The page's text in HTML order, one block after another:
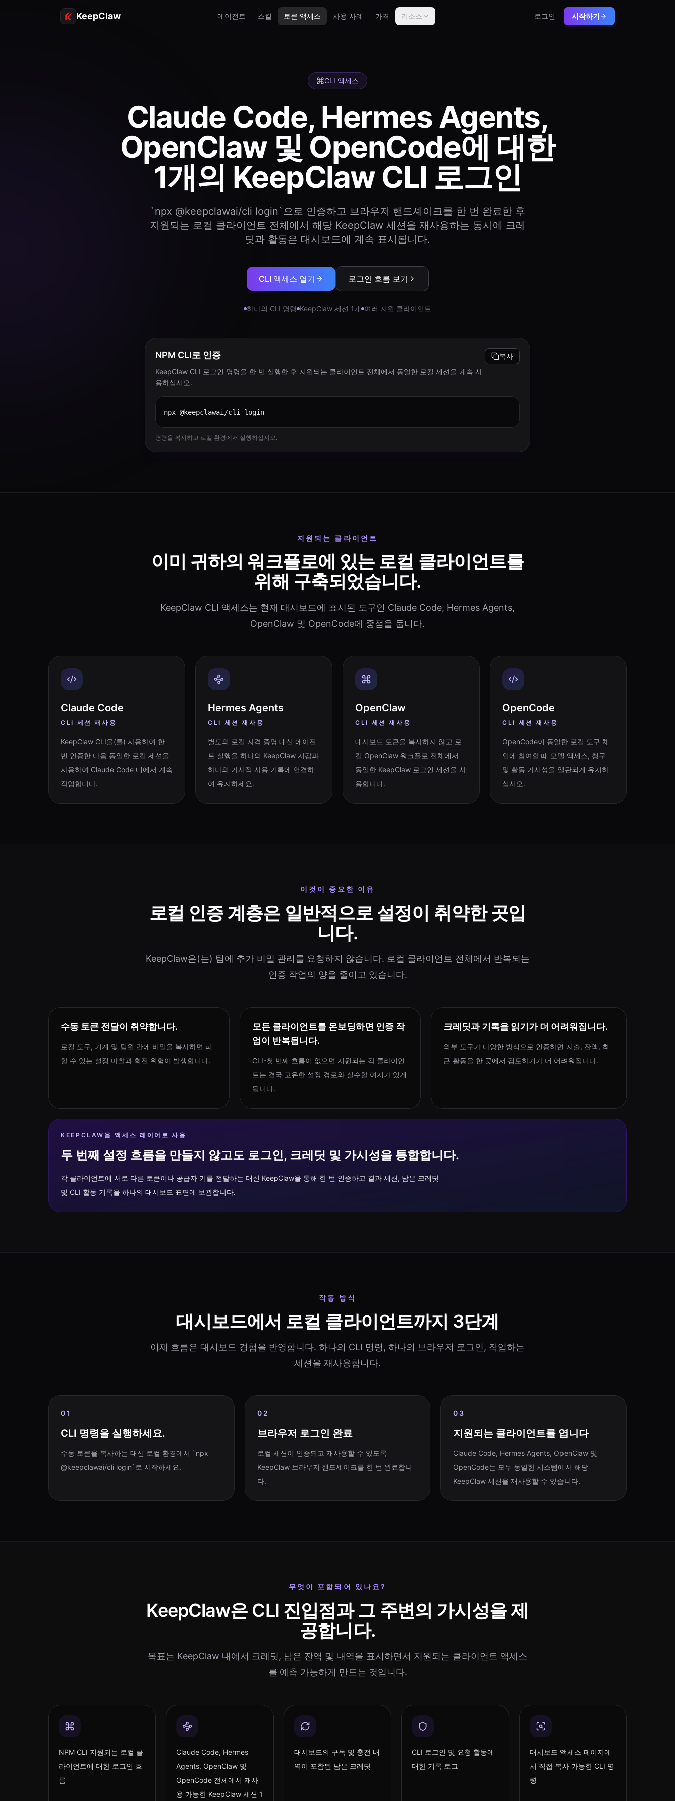
KeepClaw 에이전트 스킬 토큰 액세스 사용 사례 가격 리소스 로그인 시작하기
CLI 액세스
Claude Code, Hermes Agents,
OpenClaw 및 OpenCode에 대한
1개의 KeepClaw CLI 로그인
`npx @keepclawai/cli login`으로 인증하고 브라우저 핸드셰이크를 한 번 완료한 후
지원되는 로컬 클라이언트 전체에서 해당 KeepClaw 세션을 재사용하는 동시에 크레
딧과 활동은 대시보드에 계속 표시됩니다.
CLI 액세스 열기 로그인 흐름 보기
하나의 CLI 명령 KeepClaw 세션 1개 여러 지원 클라이언트
NPM CLI로 인증
KeepClaw CLI 로그인 명령을 한 번 실행한 후 지원되는 클라이언트 전체에서 동일한 로컬 세션을 계속 사
용하십시오.
복사
npx @keepclawai/cli login
명령을 복사하고 로컬 환경에서 실행하십시오.
지원되는 클라이언트
이미 귀하의 워크플로에 있는 로컬 클라이언트를
위해 구축되었습니다.
KeepClaw CLI 액세스는 현재 대시보드에 표시된 도구인 Claude Code, Hermes Agents,
OpenClaw 및 OpenCode에 중점을 둡니다.
Claude Code
CLI 세션 재사용
KeepClaw CLI을(를) 사용하여 한
번 인증한 다음 동일한 로컬 세션을
사용하여 Claude Code 내에서 계속
작업합니다.
Hermes Agents
CLI 세션 재사용
별도의 로컬 자격 증명 대신 에이전
트 실행을 하나의 KeepClaw 지갑과
하나의 가시적 사용 기록에 연결하
여 유지하세요.
OpenClaw
CLI 세션 재사용
대시보드 토큰을 복사하지 않고 로
컬 OpenClaw 워크플로 전체에서
동일한 KeepClaw 로그인 세션을 사
용합니다.
OpenCode
CLI 세션 재사용
OpenCode이 동일한 로컬 도구 체
인에 참여할 때 모델 액세스, 청구
및 활동 가시성을 일관되게 유지하
십시오.
이것이 중요한 이유
로컬 인증 계층은 일반적으로 설정이 취약한 곳입
니다.
KeepClaw은(는) 팀에 추가 비밀 관리를 요청하지 않습니다. 로컬 클라이언트 전체에서 반복되는
인증 작업의 양을 줄이고 있습니다.
수동 토큰 전달이 취약합니다.
로컬 도구, 기계 및 팀원 간에 비밀을 복사하면 피
할 수 있는 설정 마찰과 회전 위험이 발생합니다.
모든 클라이언트를 온보딩하면 인증 작
업이 반복됩니다.
CLI-첫 번째 흐름이 없으면 지원되는 각 클라이언
트는 결국 고유한 설정 경로와 실수할 여지가 있게
됩니다.
크레딧과 기록을 읽기가 더 어려워집니다.
외부 도구가 다양한 방식으로 인증하면 지출, 잔액, 최
근 활동을 한 곳에서 검토하기가 더 어려워집니다.
KEEPCLAW을 액세스 레이어로 사용
두 번째 설정 흐름을 만들지 않고도 로그인, 크레딧 및 가시성을 통합합니다.
각 클라이언트에 서로 다른 토큰이나 공급자 키를 전달하는 대신 KeepClaw을 통해 한 번 인증하고 결과 세션, 남은 크레딧
및 CLI 활동 기록을 하나의 대시보드 표면에 보관합니다.
작동 방식
대시보드에서 로컬 클라이언트까지 3단계
이제 흐름은 대시보드 경험을 반영합니다. 하나의 CLI 명령, 하나의 브라우저 로그인, 작업하는
세션을 재사용합니다.
01
CLI 명령을 실행하세요.
수동 토큰을 복사하는 대신 로컬 환경에서 `npx
@keepclawai/cli login`로 시작하세요.
02
브라우저 로그인 완료
로컬 세션이 인증되고 재사용할 수 있도록
KeepClaw 브라우저 핸드셰이크를 한 번 완료합니
다.
03
지원되는 클라이언트를 엽니다
Claude Code, Hermes Agents, OpenClaw 및
OpenCode는 모두 동일한 시스템에서 해당
KeepClaw 세션을 재사용할 수 있습니다.
무엇이 포함되어 있나요?
KeepClaw은 CLI 진입점과 그 주변의 가시성을 제
공합니다.
목표는 KeepClaw 내에서 크레딧, 남은 잔액 및 내역을 표시하면서 지원되는 클라이언트 액세스
를 예측 가능하게 만드는 것입니다.
NPM CLI 지원되는 로컬 클
라이언트에 대한 로그인 흐
름
Claude Code, Hermes
Agents, OpenClaw 및
OpenCode 전체에서 재사
용 가능한 KeepClaw 세션 1
대시보드의 구독 및 충전 내
역이 포함된 남은 크레딧
CLI 로그인 및 요청 활동에
대한 기록 로그
대시보드 액세스 페이지에
서 직접 복사 가능한 CLI 명
령